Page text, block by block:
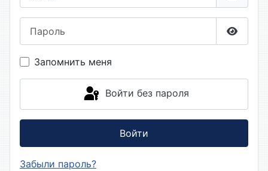
Запомнить меня
Войти без пароля
Войти
Забыли пароль?